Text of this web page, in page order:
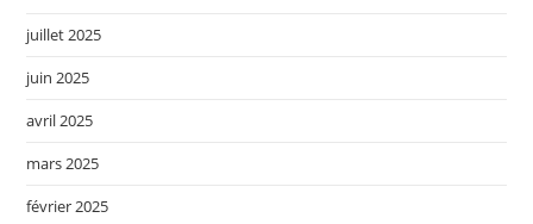
juillet 2025
juin 2025
avril 2025
mars 2025
février 2025